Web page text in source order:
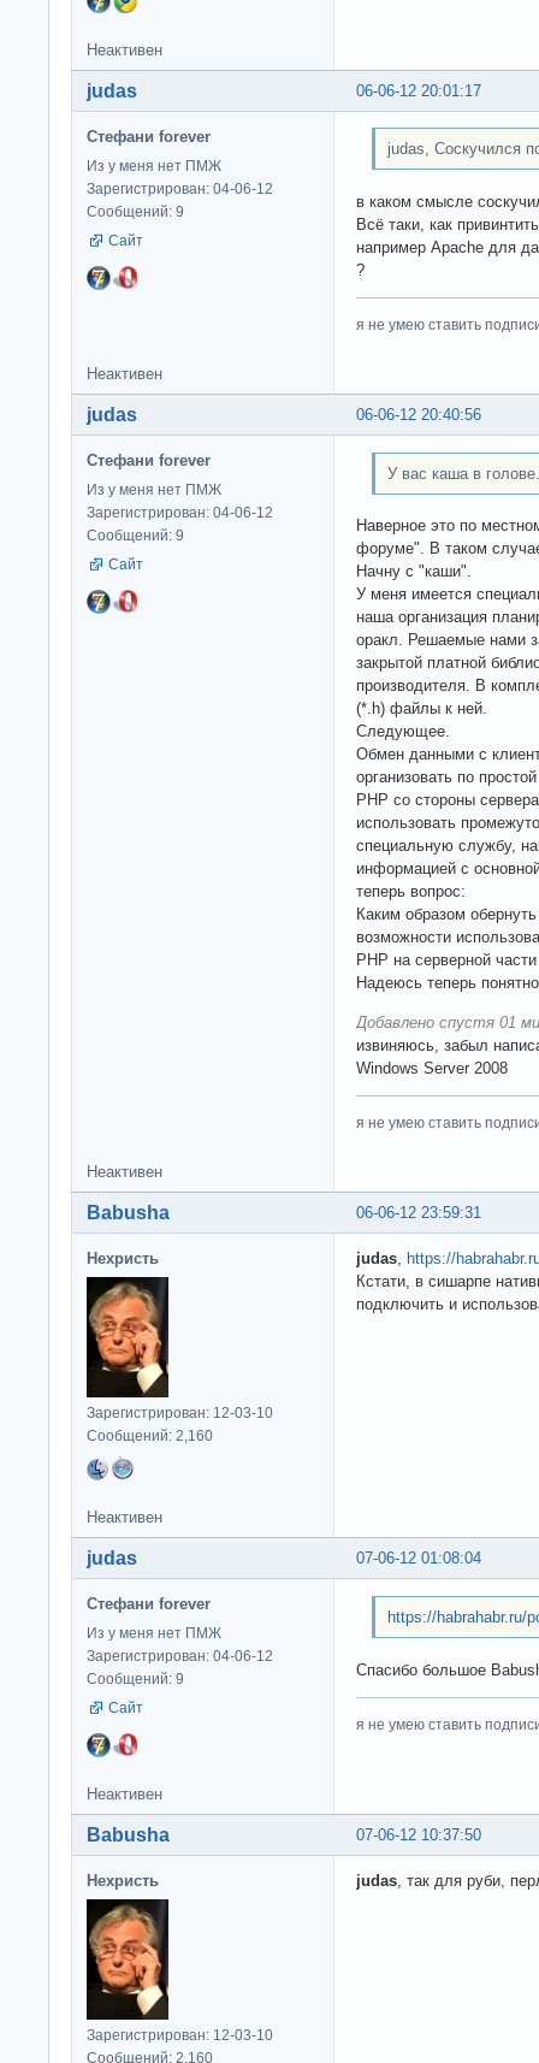
Неактивен
06-06-12 20:01:17
judas
Стефани forever
Из у меня нет ПМЖ
Зарегистрирован: 04-06-12
Сообщений: 9
Сайт
judas, Соскучился
в каком смысле
Всё таки, как
например Apache для
?
я не умею ставить
Неактивен
06-06-12 20:40:56
judas
Стефани forever
Из у меня нет ПМЖ
Зарегистрирован: 04-06-12
Сообщений: 9
Сайт
У вас каша в голове.
Наверное это по
форуме". В таком
Начну с "каши".
У меня имеется
наша организация
оракл. Решаемые нами
закрытой платной
производителя. В
(*.h) файлы к ней.
Следующее.
Обмен данными с
организовать по
PHP со стороны
использовать
специальную службу,
информацией с
теперь вопрос:
Каким образом
возможности
PHP на серверной
Надеюсь теперь
Добавлено спустя 01
извиняюсь, забыл
Windows Server 2008
я не умею ставить
Неактивен
06-06-12 23:59:31
Babusha
Нехристь
Зарегистрирован: 12-03-10
Сообщений: 2,160
judas, https://
Кстати, в сишарпе
подключить и
Неактивен
07-06-12 01:08:04
judas
Стефани forever
Из у меня нет ПМЖ
Зарегистрирован: 04-06-12
Сообщений: 9
Сайт
https://habrahabr.ru/
Спасибо большое
я не умею ставить
Неактивен
07-06-12 10:37:50
Babusha
Нехристь
Зарегистрирован: 12-03-10
Сообщений: 2,160
judas, так для руби,